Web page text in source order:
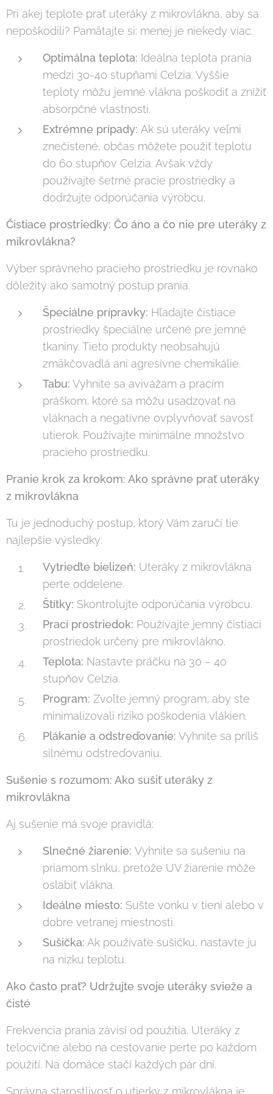
Pri akej teplote prať uteráky z mikrovlákna, aby sa
nepoškodili? Pamätajte si: menej je niekedy viac.
Optimálna teplota: Ideálna teplota prania
medzi 30-40 stupňami Celzia. Vyššie
teploty môžu jemné vlákna poškodiť a znížiť
absorpčné vlastnosti.
Extrémne prípady: Ak sú uteráky veľmi
znečistené, občas môžete použiť teplotu
do 60 stupňov Celzia. Avšak vždy
používajte šetrné pracie prostriedky a
dodržujte odporúčania výrobcu.
Čistiace prostriedky: Čo áno a čo nie pre uteráky z
mikrovlákna?
Výber správneho pracieho prostriedku je rovnako
dôležitý ako samotný postup prania.
Špeciálne prípravky: Hľadajte čistiace
prostriedky špeciálne určené pre jemné
tkaniny. Tieto produkty neobsahujú
zmäkčovadlá ani agresívne chemikálie.
Tabu: Vyhnite sa avivážam a pracím
práškom, ktoré sa môžu usadzovať na
vláknach a negatívne ovplyvňovať savosť
utierok. Používajte minimálne množstvo
pracieho prostriedku.
Pranie krok za krokom: Ako správne prať uteráky
z mikrovlákna
Tu je jednoduchý postup, ktorý Vám zaručí tie
najlepšie výsledky:
Vytrieďte bielizeň: Uteráky z mikrovlákna
perte oddelene.
Štítky: Skontrolujte odporúčania výrobcu.
Prací prostriedok: Používajte jemný čistiaci
prostriedok určený pre mikrovlákno.
Teplota: Nastavte práčku na 30 – 40
stupňov Celzia.
Program: Zvoľte jemný program, aby ste
minimalizovali riziko poškodenia vlákien.
Plákanie a odstreďovanie: Vyhnite sa príliš
silnému odstreďovaniu.
Sušenie s rozumom: Ako sušiť uteráky z
mikrovlákna
Aj sušenie má svoje pravidlá:
Slnečné žiarenie: Vyhnite sa sušeniu na
priamom slnku, pretože UV žiarenie môže
oslabiť vlákna.
Ideálne miesto: Sušte vonku v tieni alebo v
dobre vetranej miestnosti.
Sušička: Ak používate sušičku, nastavte ju
na nízku teplotu.
Ako často prať? Udržujte svoje uteráky svieže a
čisté
Frekvencia prania závisí od použitia. Uteráky z
telocvične alebo na cestovanie perte po každom
použití. Na domáce stačí každých pár dní.
Správna starostlivosť o utierky z mikrovlákna je